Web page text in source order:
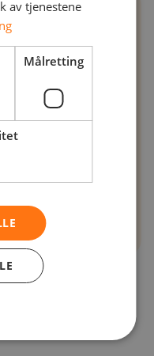
med én kurv
og
av tjenestene
Målretting